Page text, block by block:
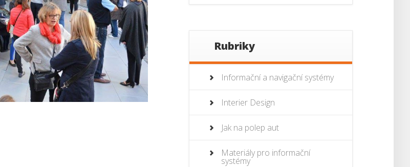
Rubriky
Informační a navigační systémy
Interier Design
Jak na polep aut
Materiály pro informační
systémy